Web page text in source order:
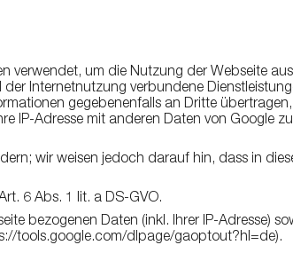
verwendet, um die Nutzung der Webseite
Internetnutzung verbundene
gegebenenfalls an Dritte
IP-Adresse mit anderen Daten von Google
wir weisen jedoch darauf hin, dass in
6 Abs. 1 lit. a DS-GVO.
bezogenen Daten (inkl. Ihrer IP-Adresse)
tools.google.com/dlpage/gaoptout?hl=de).